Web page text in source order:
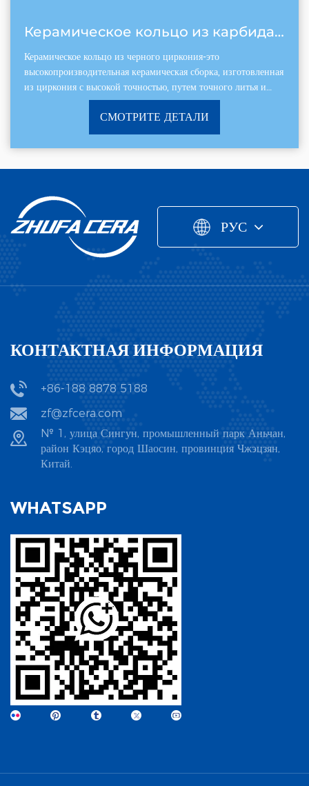
Керамическое кольцо из карбида черного кремния
Керамическое кольцо из черного циркония-это
высокопроизводительная керамическая сборка, изготовленная
из циркония с высокой точностью, путем точного литья и
высокотемпературного спекания. Его четыр...
СМОТРИТЕ ДЕТАЛИ
РУС
КОНТАКТНАЯ ИНФОРМАЦИЯ
+86-188 8878 5188
zf@zfcera.com
№ 1, улица Сингун, промышленный парк Аньчан,
район Кэцяо, город Шаосин, провинция Чжэцзян,
Китай.
WHATSAPP